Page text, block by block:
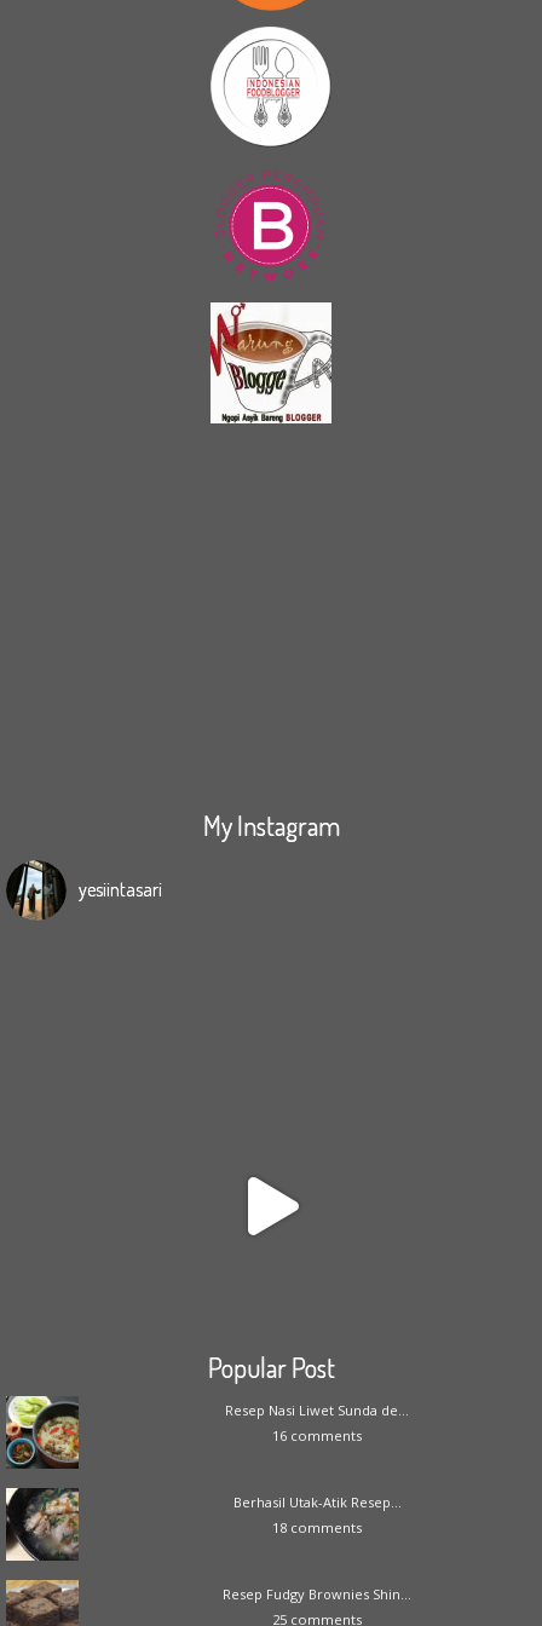
My Instagram
yesiintasari
Popular Post
Resep Nasi Liwet Sunda de...
16 comments
Berhasil Utak-Atik Resep...
18 comments
Resep Fudgy Brownies Shin...
25 comments